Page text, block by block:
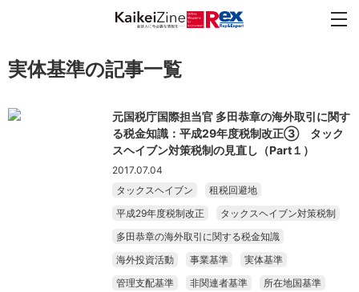
実体基準の記事一覧
元国税庁国際担当官 多田恭章の海外取引に関す
る税金知識：平成29年度税制改正③ タック
スヘイブン対策税制の見直し（Part１）
2017.07.04
タックスヘイブン
租税回避地
平成29年度税制改正
タックスヘイブン対策税制
多田恭章の海外取引に関する税金知識
海外投資活動
事業基準
実体基準
管理支配基準
非関連者基準 所在地国基準